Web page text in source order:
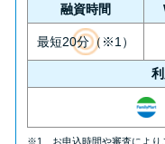
て
の
融資時間
最短20分（※1）
※1 お申込時間や審査により